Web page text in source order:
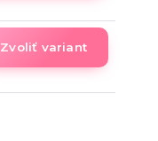
Zvoliť variant